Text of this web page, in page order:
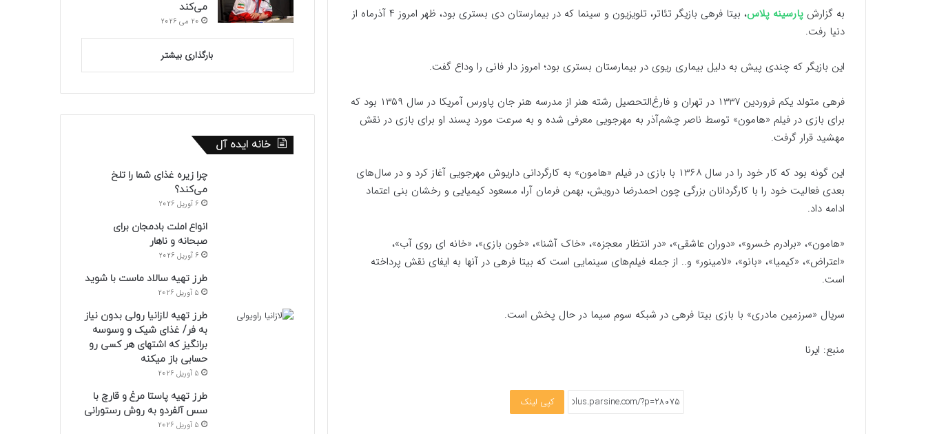
به گزارش پارسینه پلاس
، بیتا فرهی بازیگر تئاتر، تلویزیون و سینما که در بیمارستان دی بستری بود، ظهر امروز ۴ آذرماه از
دنیا رفت.
این بازیگر که چندی پیش به دلیل بیماری ریوی در بیمارستان بستری بود؛ امروز دار فانی را وداع گفت.
فرهی متولد یکم فروردین ۱۳۳۷ در تهران و فارغ‌التحصیل رشته هنر از مدرسه هنر جان پاورس آمریکا در سال ۱۳۵۹ بود که
برای بازی در فیلم «هامون» توسط ناصر چشم‌آذر به مهرجویی معرفی شده و به سرعت مورد پسند او برای بازی در نقش
مهشید قرار گرفت.
این گونه بود که کار خود را در سال ۱۳۶۸ با بازی در فیلم «هامون» به کارگردانی داریوش مهرجویی آغاز کرد و در سال‌های
بعدی فعالیت خود را با کارگردانان بزرگی چون احمدرضا درویش، بهمن فرمان آرا، مسعود کیمیایی و رخشان بنی اعتماد
ادامه داد.
«هامون»، «برادرم خسرو»، «دوران عاشقی»، «در انتظار معجزه»، «خاک آشنا»، «خون بازی»، «خانه ای روی آب»،
«اعتراض»، «کیمیا»، «بانو»، «لامینور» و.. از جمله فیلم‌های سینمایی است که بیتا فرهی در آنها به ایفای نقش پرداخته
است.
سریال «سرزمین مادری» با بازی بیتا فرهی در شبکه سوم سیما در حال پخش است.
منبع: ایرنا
کپی لینک
می‌کند
20 می 2026
بارگذاری بیشتر
خانه ایده آل
چرا زیره غذای شما را تلخ
می‌کند؟
6 آوریل 2026
انواع املت بادمجان برای
صبحانه و ناهار
6 آوریل 2026
طرز تهیه سالاد ماست با شوید
5 آوریل 2026
طرز تهیه لازانیا رولی بدون نیاز
به فر/ غذای شیک و وسوسه
برانگیز که اشتهای هر کسی رو
حسابی باز میکنه
5 آوریل 2026
طرز تهیه پاستا مرغ و قارچ با
سس آلفردو به روش رستورانی
5 آوریل 2026